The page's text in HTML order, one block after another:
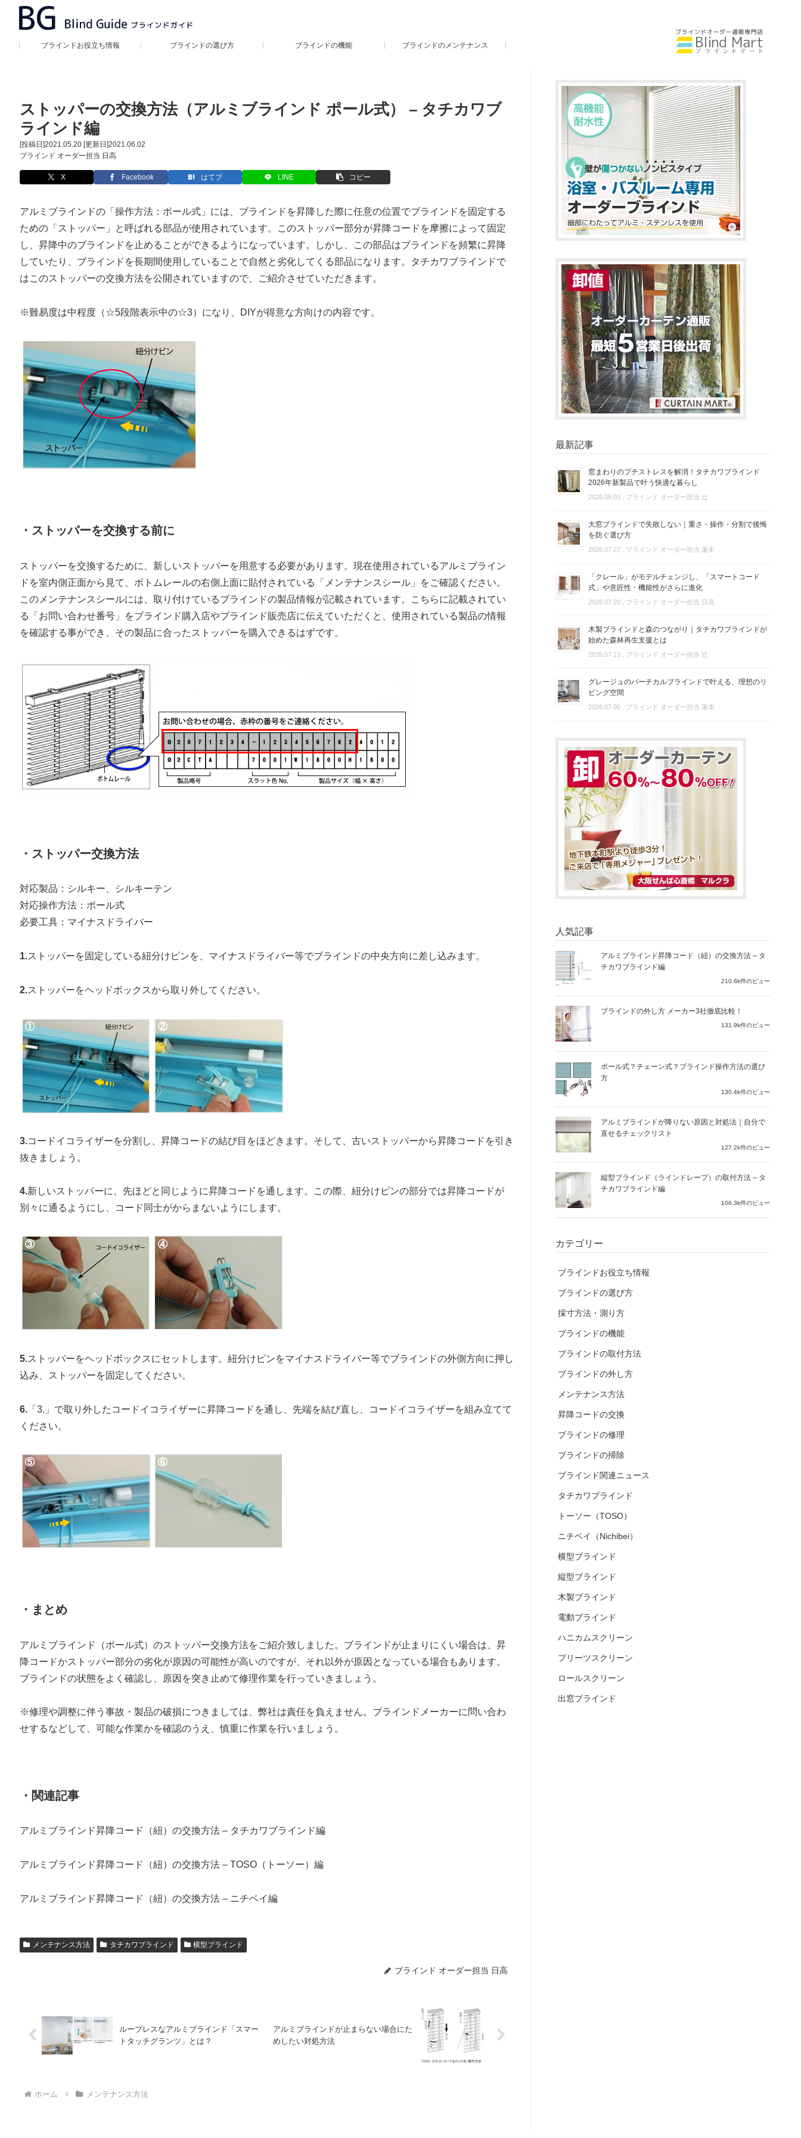
ブラインドお役立ち情報 ブラインドの選び方 ブラインドの機能 ブラインドのメンテナンス
ストッパーの交換方法（アルミブラインド ポール式） – タチカワブ
ラインド編
[投稿日]2021.05.20 [更新日]2021.06.02
ブラインド オーダー担当 日高
X Facebook はてブ LINE コピー
アルミブラインドの「操作方法：ポール式」には、ブラインドを昇降した際に任意の位置でブラインドを固定する
ための「ストッパー」と呼ばれる部品が使用されています。このストッパー部分が昇降コードを摩擦によって固定
し、昇降中のブラインドを止めることができるようになっています。しかし、この部品はブラインドを頻繁に昇降
していたり、ブラインドを長期間使用していることで自然と劣化してくる部品になります。タチカワブラインドで
はこのストッパーの交換方法を公開されていますので、ご紹介させていただきます。
※難易度は中程度（☆5段階表示中の☆3）になり、DIYが得意な方向けの内容です。
・ストッパーを交換する前に
ストッパーを交換するために、新しいストッパーを用意する必要があります。現在使用されているアルミブライン
ドを室内側正面から見て、ボトムレールの右側上面に貼付されている「メンテナンスシール」をご確認ください。
このメンテナンスシールには、取り付けているブラインドの製品情報が記載されています。こちらに記載されてい
る「お問い合わせ番号」をブラインド購入店やブラインド販売店に伝えていただくと、使用されている製品の情報
を確認する事ができ、その製品に合ったストッパーを購入できるはずです。
・ストッパー交換方法
対応製品：シルキー、シルキーテン
対応操作方法：ポール式
必要工具：マイナスドライバー
1.ストッパーを固定している紐分けピンを、マイナスドライバー等でブラインドの中央方向に差し込みます。
2.ストッパーをヘッドボックスから取り外してください。
3.コードイコライザーを分割し、昇降コードの結び目をほどきます。そして、古いストッパーから昇降コードを引き
抜きましょう。
4.新しいストッパーに、先ほどと同じように昇降コードを通します。この際、紐分けピンの部分では昇降コードが
別々に通るようにし、コード同士がからまないようにします。
5.ストッパーをヘッドボックスにセットします。紐分けピンをマイナスドライバー等でブラインドの外側方向に押し
込み、ストッパーを固定してください。
6. 「3.」で取り外したコードイコライザーに昇降コードを通し、先端を結び直し、コードイコライザーを組み立てて
ください。
・まとめ
アルミブラインド（ポール式）のストッパー交換方法をご紹介致しました。ブラインドが止まりにくい場合は、昇
降コードかストッパー部分の劣化が原因の可能性が高いのですが、それ以外が原因となっている場合もあります。
ブラインドの状態をよく確認し、原因を突き止めて修理作業を行っていきましょう。
※修理や調整に伴う事故・製品の破損につきましては、弊社は責任を負えません。ブラインドメーカーに問い合わ
せするなどして、可能な作業かを確認のうえ、慎重に作業を行いましょう。
・関連記事
アルミブラインド昇降コード（紐）の交換方法 – タチカワブラインド編
アルミブラインド昇降コード（紐）の交換方法 – TOSO（トーソー）編
アルミブラインド昇降コード（紐）の交換方法 – ニチベイ編
メンテナンス方法 タチカワブラインド 横型ブラインド
ブラインド オーダー担当 日高
ループレスなアルミブラインド「スマー
トタッチグランツ」とは？
アルミブラインドが止まらない場合にた
めしたい対処方法
ホーム メンテナンス方法
最新記事
窓まわりのプチストレスを解消！タチカワブラインド
2026年新製品で叶う快適な暮らし
2026.08.03 , ブラインド オーダー担当 辻
大窓ブラインドで失敗しない｜重さ・操作・分割で後悔
を防ぐ選び方
2026.07.27 , ブラインド オーダー担当 蓮本
「クレール」がモデルチェンジし、「スマートコード
式」や意匠性・機能性がさらに進化
2026.07.20 , ブラインド オーダー担当 日高
木製ブラインドと森のつながり｜タチカワブラインドが
始めた森林再生支援とは
2026.07.13 , ブラインド オーダー担当 辻
グレージュのバーチカルブラインドで叶える、理想のリ
ビング空間
2026.07.06 , ブラインド オーダー担当 蓮本
人気記事
アルミブラインド昇降コード（紐）の交換方法 – タ
チカワブラインド編
210.6k件のビュー
ブラインドの外し方 メーカー3社徹底比較！
131.9k件のビュー
ポール式？チェーン式？ブラインド操作方法の選び
方
130.4k件のビュー
アルミブラインドが降りない原因と対処法｜自分で
直せるチェックリスト
127.2k件のビュー
縦型ブラインド（ラインドレープ）の取付方法 – タ
チカワブラインド編
106.3k件のビュー
カテゴリー
ブラインドお役立ち情報
ブラインドの選び方
採寸方法・測り方
ブラインドの機能
ブラインドの取付方法
ブラインドの外し方
メンテナンス方法
昇降コードの交換
ブラインドの修理
ブラインドの掃除
ブラインド関連ニュース
タチカワブラインド
トーソー（TOSO）
ニチベイ（Nichibei）
横型ブラインド
縦型ブラインド
木製ブラインド
電動ブラインド
ハニカムスクリーン
プリーツスクリーン
ロールスクリーン
出窓ブラインド